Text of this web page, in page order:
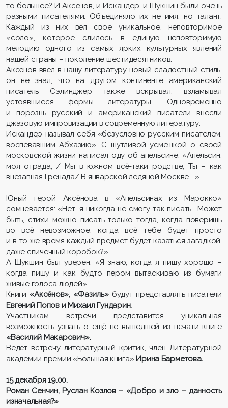
то большее? И Аксёнов, и Искандер, и Шукшин были очень
разными писателями. Объединяло их не имя, но талант.
Каждый из них вёл свое уникальное, неповторимое
«соло», которое слилось в единую неповторимую
мелодию одного из самых ярких культурных явлений
нашей страны – поколение шестидесятников.
Аксёнов ввёл в нашу литературу новый сладостный стиль,
он не знал, что на другом континенте американский
писатель Сэлинджер также вскрывал, взламывал
устоявшиеся формы литературы. Одновременно
и порознь русский и американский писатели внесли
джазовую импровизации в современную литературу.
Искандер называл себя «безусловно русским писателем,
воспевавшим Абхазию». С шутливой усмешкой о своей
московской жизни написал оду об апельсине: «Апельсин,
моя отрада, / Мы в южном всё-таки родстве, Ты – как
внезапная Гренада/ В январской ледяной Москве ...».
Юный герой Аксёнова в «Апельсинах из Марокко»
сомневается: «Нет, я никогда не смогу так писать… Может
быть, стихи можно писать только тогда, когда поверишь
во всё невозможное, когда всё тебе будет просто
и в то же время каждый предмет будет казаться загадкой,
даже спичечный коробок?»
А Шукшин был уверен: «Я знаю, когда я пишу хорошо –
когда пишу и как будто пером вытаскиваю из бумаги
живые голоса людей».
Книги «Аксёнов», «Фазиль»будут представлять писатели
Евгений Попов и Михаил Гундарин.
Участникам встречи представится уникальная
возможность узнать о ещё не вышедшей из печати книге
«Василий Макарович».
Ведёт встречу литературный критик, член Литературной
академии премии «Большая книга» Ирина Барметова.
15 декабря 19.00.
Роман Сенчин, Руслан Козлов – «Добро и зло – данность
изначальная?»